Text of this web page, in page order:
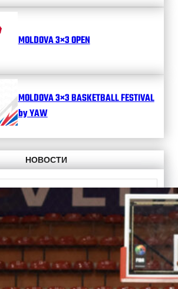
MOLDOVA 3×3 OPEN
MOLDOVA 3×3 BASKETBALL FESTIVAL
by YAW
НОВОСТИ